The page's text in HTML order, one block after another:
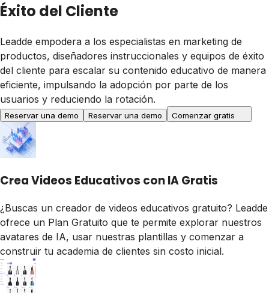
Éxito del Cliente
Leadde empodera a los especialistas en marketing de
productos, diseñadores instruccionales y equipos de éxito
del cliente para escalar su contenido educativo de manera
eficiente, impulsando la adopción por parte de los
usuarios y reduciendo la rotación.
Reservar una demo Reservar una demo Comenzar gratis
Crea Videos Educativos con IA Gratis
¿Buscas un creador de videos educativos gratuito? Leadde
ofrece un Plan Gratuito que te permite explorar nuestros
avatares de IA, usar nuestras plantillas y comenzar a
construir tu academia de clientes sin costo inicial.